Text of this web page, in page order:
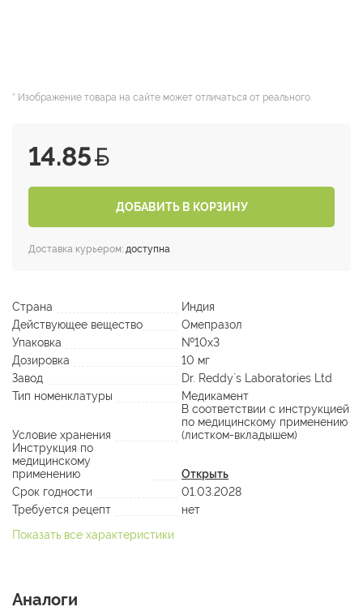
* Изображение товара на сайте может отличаться от реального.
14.85
ДОБАВИТЬ В КОРЗИНУ
Доставка курьером: доступна
Страна
Индия
Действующее вещество
Омепразол
Упаковка
№10х3
Дозировка
10 мг
Завод
Dr. Reddy`s Laboratories Ltd
Тип номенклатуры
Медикамент
Условие хранения
В соответствии с инструкцией
по медицинскому применению
(листком-вкладышем)
Инструкция по
медицинскому
применению
Открыть
Срок годности
01.03.2028
Требуется рецепт
нет
Показать все характеристики
Аналоги